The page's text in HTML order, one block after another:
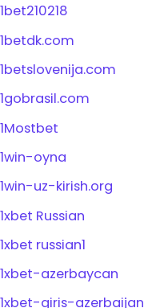
1bet210218
1betdk.com
1betslovenija.com
1gobrasil.com
1Mostbet
1win-oyna
1win-uz-kirish.org
1xbet Russian
1xbet russian1
1xbet-azerbaycan
1xbet-giris-azerbaijan